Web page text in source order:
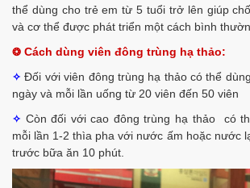
thể dùng cho trẻ em từ 5 tuổi trở lên giúp
và cơ thể được phát triển một cách bình
❂ Cách dùng viên đông trùng hạ thảo:
✧ Đối với viên đông trùng hạ thảo có thể
ngày và mỗi lần uống từ 20 viên đến 50 viên
✧ Còn đối với cao đông trùng hạ thảo có
mỗi lần 1-2 thìa pha với nước ấm hoặc nước
trước bữa ăn 10 phút.